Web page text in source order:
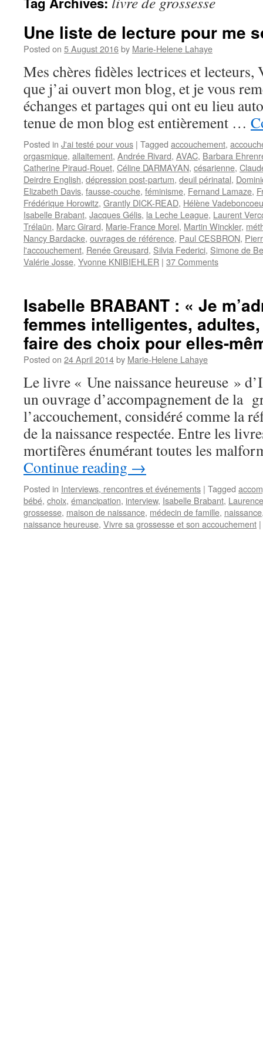
Une liste de lecture pour me
Posted on 5 August 2016by Marie-Helene Lahaye
Mes chères fidèles lectrices et
que j’ai ouvert mon blog, et je vous
échanges et partages qui ont eu lieu
tenue de mon blog est entièrement …
Posted in J'ai testé pour vous | Tagged accouchement,
orgasmique, allaitement, Andrée Rivard, AVAC, Barbara
Catherine Piraud-Rouet, Céline DARMAYAN, césarienne,
Deirdre English, dépression post-partum, deuil périnatal,
Elizabeth Davis, fausse-couche, féminisme, Fernand Lamaze,
Frédérique Horowitz, Grantly DICK-READ, Hélène
Isabelle Brabant, Jacques Gélis, la Leche League, Laurent
Trélaün, Marc Girard, Marie-France Morel, Martin Winckler,
Nancy Bardacke, ouvrages de référence, Paul CESBRON,
l'accouchement, Renée Greusard, Silvia Federici, Simone de
Valérie Josse, Yvonne KNIBIEHLER | 37 Comments
Isabelle BRABANT : « Je
femmes intelligentes,
faire des choix pour elles-
Posted on 24 April 2014by Marie-Helene Lahaye
Le livre « Une naissance heureuse »
un ouvrage d’accompagnement de la
l’accouchement, considéré comme la
de la naissance respectée. Entre les
mortifères énumérant toutes les
Continue reading →
Posted in Interviews, rencontres et événements | Tagged
bébé, choix, émancipation, interview, Isabelle Brabant,
grossesse, maison de naissance, médecin de famille, naissance
naissance heureuse, Vivre sa grossesse et son accouchement |